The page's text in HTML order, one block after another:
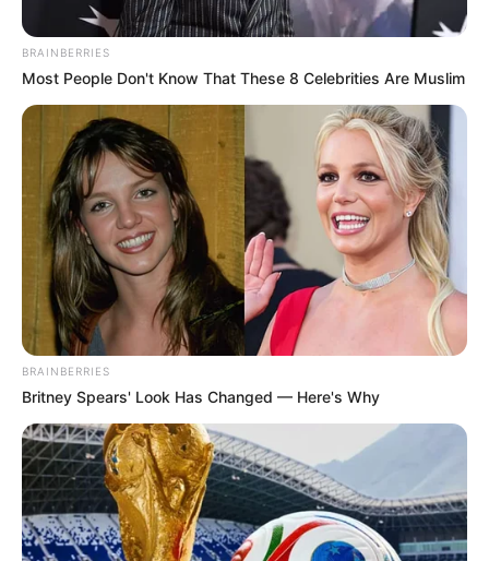
Bikin Ngakak, 10 Potret
Cosplay Murah Pakai Bahan
Seadanya
Anti Mainstream, 10 Cara
Membawa Barang Belanjaan
Versi Warga Thailand
BRAINBERRIES
Most People Don't Know That These 8 Celebrities Are Muslim
BRAINBERRIES
Britney Spears' Look Has Changed — Here's Why